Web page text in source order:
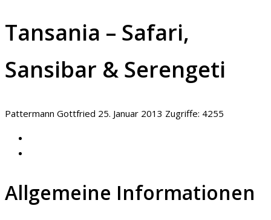
Tansania – Safari,
Sansibar & Serengeti
Pattermann Gottfried 25. Januar 2013 Zugriffe: 4255
Allgemeine Informationen